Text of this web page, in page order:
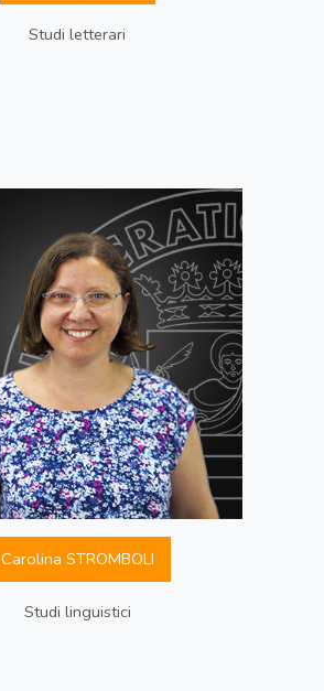
Studi letterari
Carolina STROMBOLI
Studi linguistici